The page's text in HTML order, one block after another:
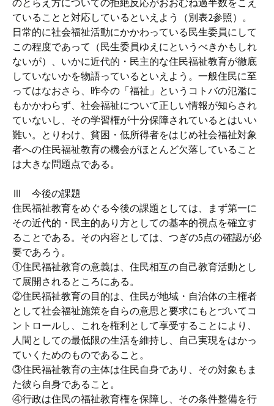
のとらえ方についての拒絶反応がおおむね過半数をこえ
ていることと対応しているといえよう（別表2参照）。
日常的に社会福祉活動にかかわっている民生委員にして
この程度であって（民生委員ゆえにというべきかもしれ
ないが）、いかに近代的・民主的な住民福祉教育が徹底
していないかを物語っているといえよう。一般住民に至
ってはなおさら、昨今の「福祉」というコトバの氾濫に
もかかわらず、社会福祉について正しい情報が知らされ
ていないし、その学習権が十分保障されているとはいい
難い。とりわけ、貧困・低所得者をはじめ社会福祉対象
者への住民福祉教育の機会がほとんど欠落していること
は大きな問題点である。
Ⅲ 今後の課題
住民福祉教育をめぐる今後の課題としては、まず第一に
その近代的・民主的あり方としての基本的視点を確立す
ることである。その内容としては、つぎの5点の確認が必
要であろう。
①住民福祉教育の意義は、住民相互の自己教育活動とし
て展開されるところにある。
②住民福祉教育の目的は、住民が地域・自治体の主権者
として社会福祉施策を自らの意思と要求にもとづいてコ
ントロールし、これを権利として享受することにより、
人間としての最低限の生活を維持し、自己実現をはかっ
ていくためのものであること。
③住民福祉教育の主体は住民自身であり、その対象もま
た彼ら自身であること。
④行政は住民の福祉教育権を保障し、その条件整備を行